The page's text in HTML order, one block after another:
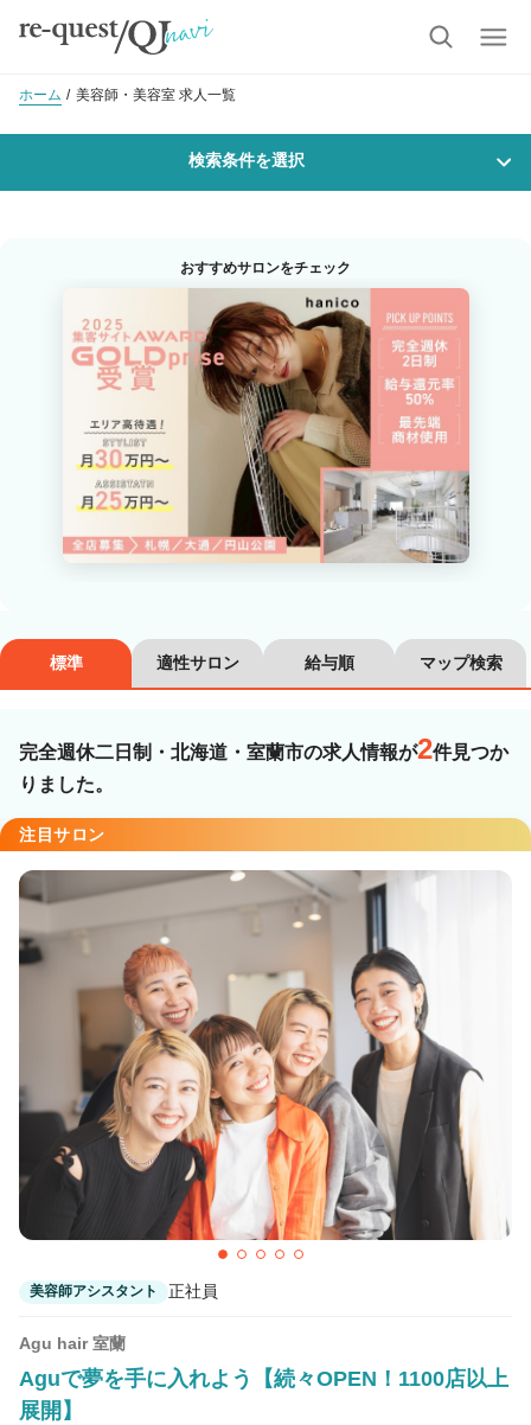
ホーム 美容師・美容室 求人一覧
検索条件を選択
沿線・駅を選択 市区町村を選択
職種・技能ランク
美容師アシスタント
ネイリスト エステティシャン
雇用形態
詳細条件
完全週休二日制 詳細条件を変更
この条件の求人数 2件
検索する
おすすめサロンをチェック
標準 適性サロン 給与順 マップ検索
完全週休二日制・北海道・室蘭市の求人情報が2件見つか
りました。
注目サロン
美容師アシスタント 正社員
Agu hair 室蘭
Aguで夢を手に入れよう【続々OPEN！1100店以上
展開】